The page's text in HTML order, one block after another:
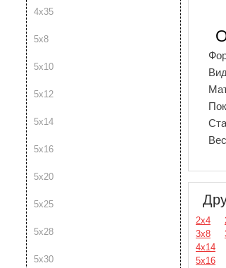
4х35
5х8
5х10
5х12
5х14
5х16
5х20
5х25
5х28
5х30
Вес
2х4
3х8
4х14
5х16